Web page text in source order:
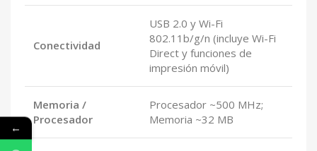
Conectividad
USB 2.0 y Wi-Fi
802.11b/g/n (incluye Wi-Fi
Direct y funciones de
impresión móvil)
Memoria /
Procesador
Procesador ~500 MHz;
Memoria ~32 MB
←